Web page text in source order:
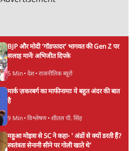
BJP और मोदी ‘गॉडफादर’ भागवत की Gen Z पर
सलाह मानेंः अभिजीत दिपके
5 Min• देश• राजनीतिक ब्यूरो
मार्क ज़करबर्ग का माफीनामाः ये बहुत अंदर की बात
है
9 Min• विश्लेषण• शीतल पी. सिंह
महुआ मोइत्रा से SC ने कहा- ' अंडों से क्यों डरती हैं?
स्वतंत्रता सेनानी सीने पर गोली खाते थे'